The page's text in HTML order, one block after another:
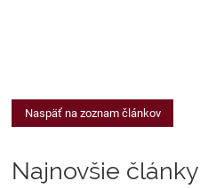
Naspäť na zoznam článkov
Najnovšie články